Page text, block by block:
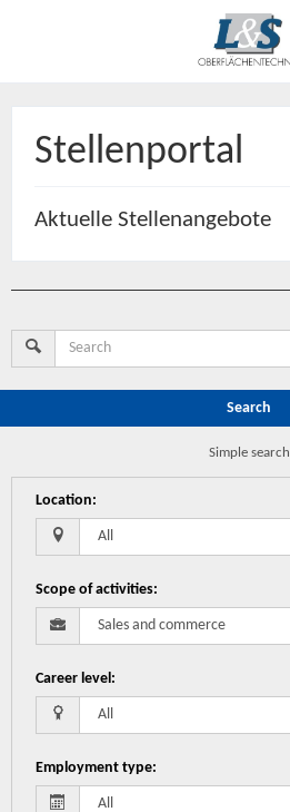
Stellenportal
Aktuelle Stellenangebote
Search
Simple search
Location:
Scope of activities:
Career level:
Employment type: